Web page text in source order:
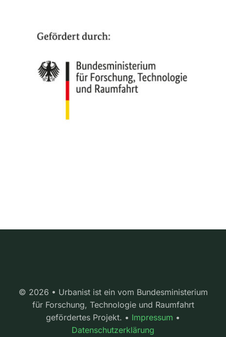
© 2026 • Urbanist ist ein vom Bundesministerium
für Forschung, Technologie und Raumfahrt
gefördertes Projekt. • Impressum •
Datenschutzerklärung